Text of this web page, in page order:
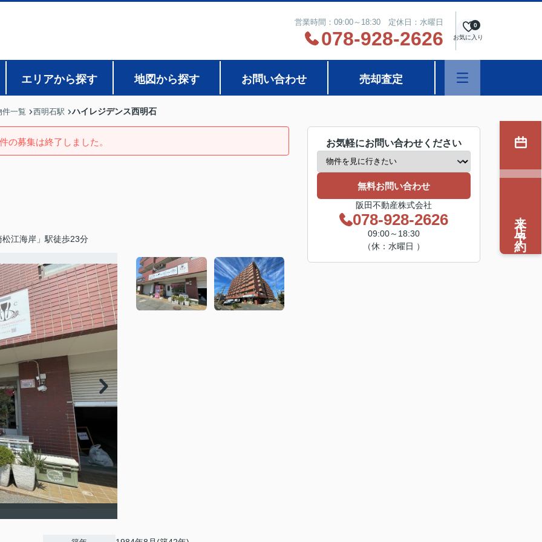
営業時間：09:00～18:30 定休日：水曜日
078-928-2626 お気に入り
0
エリアから探す 地図から探す お問い合わせ 売却査定
件一覧 西明石駅 ハイレジデンス西明石
の募集は終了しました。
江海岸」駅徒歩23分
お気軽にお問い合わせください
無料お問い合わせ
阪田不動産株式会社
078-928-2626
09:00～18:30
（休：水曜日 ）
来店予約